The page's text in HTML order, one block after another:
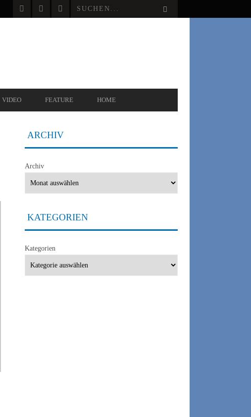
VIDEO FEATURE HOME
ARCHIV
Archiv
KATEGORIEN
Kategorien